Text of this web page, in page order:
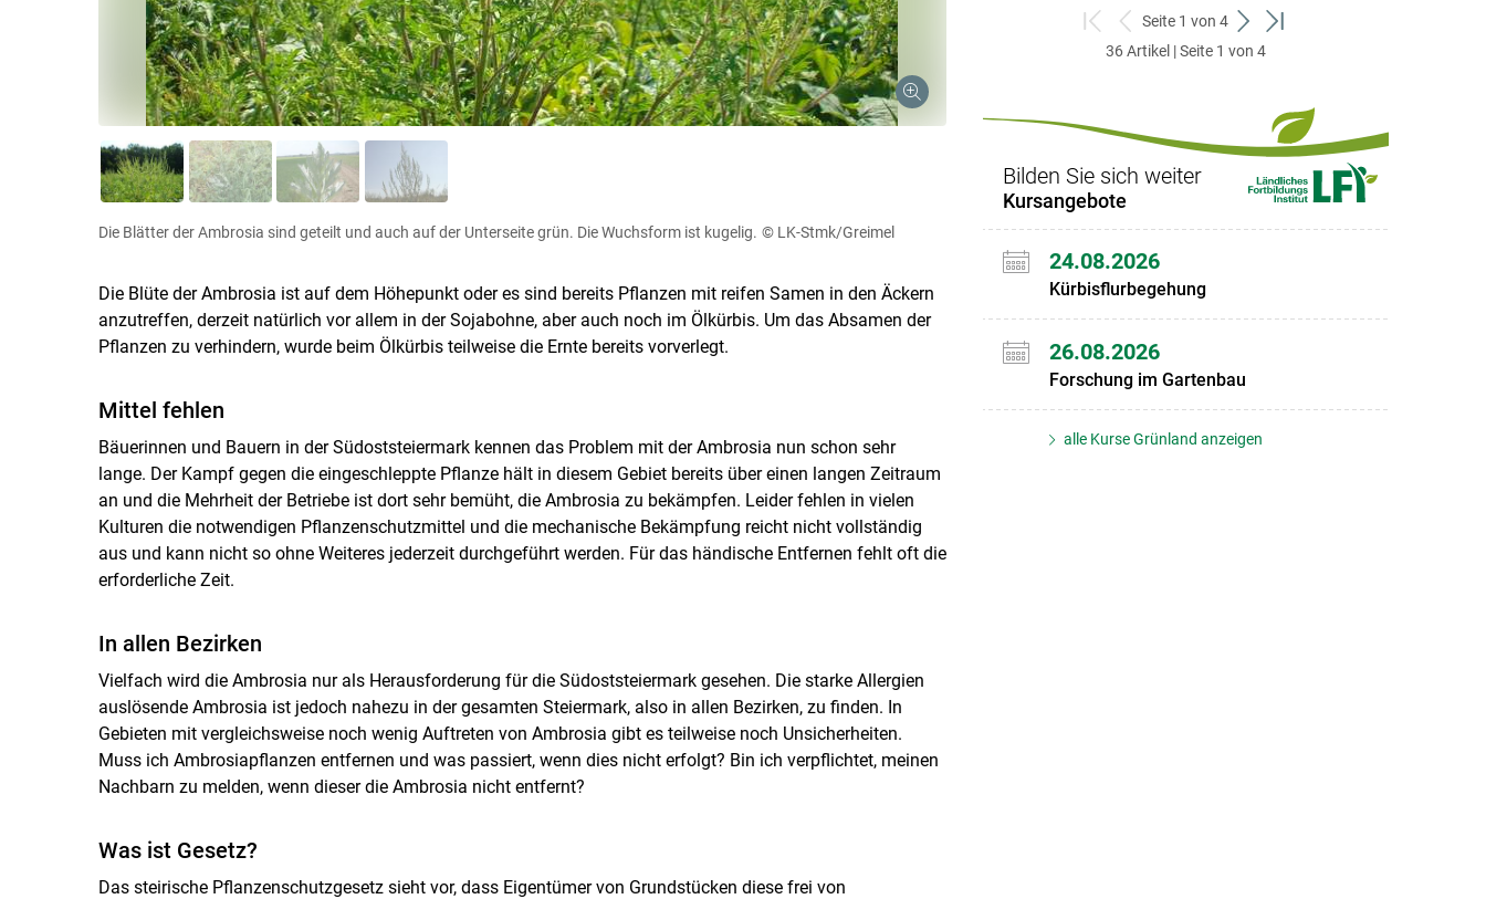
Die Blätter der Ambrosia sind geteilt und auch auf der Unterseite grün. Die Wuchsform ist kugelig. © LK-Stmk/Greimel
Die Blüte der Ambrosia ist auf dem Höhepunkt oder es sind bereits Pflanzen mit reifen Samen in den Äckern
anzutreffen, derzeit natürlich vor allem in der Sojabohne, aber auch noch im Ölkürbis. Um das Absamen der
Pflanzen zu verhindern, wurde beim Ölkürbis teilweise die Ernte bereits ­vorverlegt.
Mittel fehlen
Bäuerinnen und Bauern in der Südoststeiermark kennen das Problem mit der Ambrosia nun schon sehr
lange. Der Kampf gegen die eingeschleppte Pflanze hält in diesem Gebiet bereits über einen langen Zeitraum
an und die Mehrheit der Betriebe ist dort sehr bemüht, die Ambrosia zu bekämpfen. Leider fehlen in vielen
Kulturen die notwendigen Pflanzenschutzmittel und die mechanische Bekämpfung reicht nicht vollständig
aus und kann nicht so ohne Weiteres jederzeit durchgeführt werden. Für das händische Entfernen fehlt oft die
erforderliche Zeit.
In allen Bezirken
Vielfach wird die Ambrosia nur als Herausforderung für die Südoststeiermark gesehen. Die starke Allergien
auslösende Ambrosia ist jedoch nahezu in der gesamten Steiermark, also in allen Bezirken, zu finden. In
Gebieten mit vergleichsweise noch wenig Auftreten von Ambrosia gibt es teilweise noch Unsicherheiten.
Muss ich Ambrosiapflanzen entfernen und was passiert, wenn dies nicht erfolgt? Bin ich verpflichtet, meinen
Nachbarn zu melden, wenn dieser die Ambrosia nicht entfernt?
Was ist Gesetz?
Das steirische Pflanzenschutzgesetz sieht vor, dass Eigentümer von Grundstücken diese frei von
zum
ersten
zurück
zum
Seite 1 von 4
weiter
zum
zum
36 Artikel | Seite 1 von 4
Bilden Sie sich weiter
Kursangebote
24.08.2026
Kürbisflurbegehung
26.08.2026
Forschung im Gartenbau
alle Kurse Grünland anzeigen